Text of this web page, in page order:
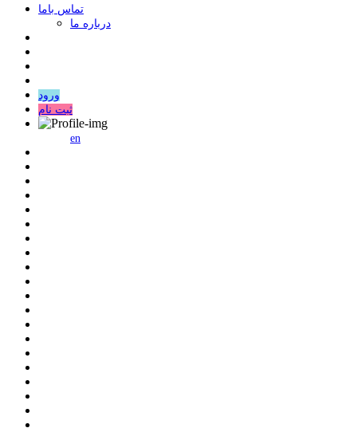
ﺗﻤﺎﺱ ﺑﺎﻣﺎ
درباره ما
ورود
ثبت نام
en